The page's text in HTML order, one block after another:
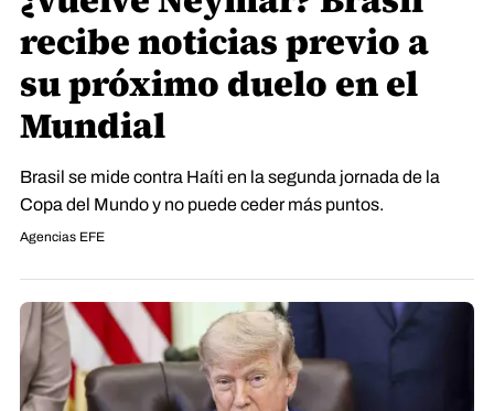
recibe noticias previo a
su próximo duelo en el
Mundial
Brasil se mide contra Haíti en la segunda jornada de la
Copa del Mundo y no puede ceder más puntos.
Agencias EFE